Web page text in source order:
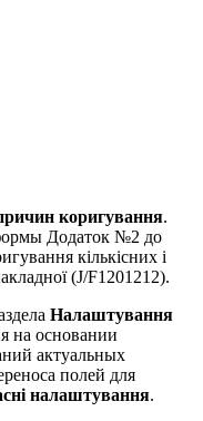
коригування.
Додаток №2 до
кількісних і
(J/F1201212).
Налаштування
на основании
актуальных
полей для
налаштування.